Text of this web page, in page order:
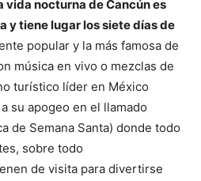
vida nocturna de Cancún es
y tiene lugar los siete días de
popular y la más famosa de
música en vivo o mezclas de
turístico líder en México
su apogeo en el llamado
de Semana Santa) donde todo
sobre todo
de visita para divertirse